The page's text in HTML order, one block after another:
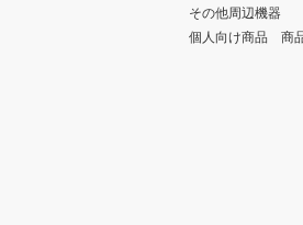
その他周辺機器
個人向け商品 商